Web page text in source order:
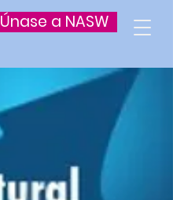
Únase a NASW